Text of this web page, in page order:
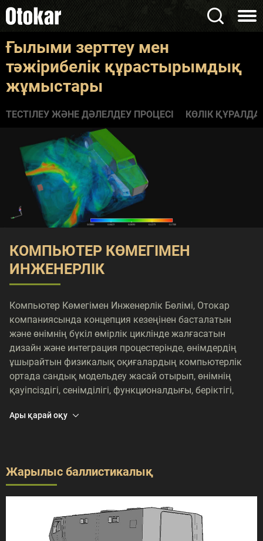
Ғылыми зерттеу мен
тәжірибелік құрастырымдық
жұмыстары
ТЕСТІЛЕУ ЖӘНЕ ДӘЛЕЛДЕУ ПРОЦЕСІ КӨЛІК
КОМПЬЮТЕР КӨМЕГІМЕН
ИНЖЕНЕРЛІК
Компьютер Көмегімен Инженерлік Бөлімі, Отокар
компаниясында концепция кезеңінен басталатын
және өнімнің бүкіл өмірлік циклінде жалғасатын
дизайн және интеграция процестерінде, өнімдердің
ұшырайтын физикалық оқиғалардың компьютерлік
ортада сандық модельдеу жасай отырып, өнімнің
қауіпсіздігі, сенімділігі, функционалдығы, беріктігі,
дизайнерлік қызметін қолдайды және бағыттайды.
Ары қарай оқу
Жарылыс баллистикалық